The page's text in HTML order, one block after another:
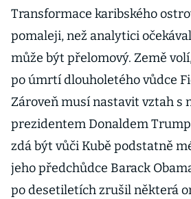
Transformace karibského
pomaleji, než analytici
může být přelomový. Země
po úmrtí dlouholetého vůdce
Zároveň musí nastavit vztah s
prezidentem Donaldem
zdá být vůči Kubě podstatně
jeho předchůdce Barack
po desetiletích zrušil některá